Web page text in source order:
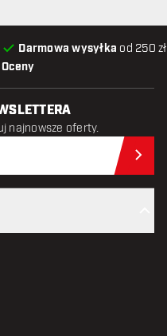
Darmowa wysyłka od 250
najnowsze oferty.